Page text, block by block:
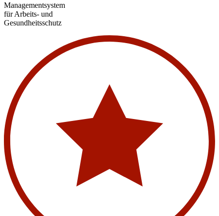
Managementsystem
für Arbeits- und
Gesundheitsschutz